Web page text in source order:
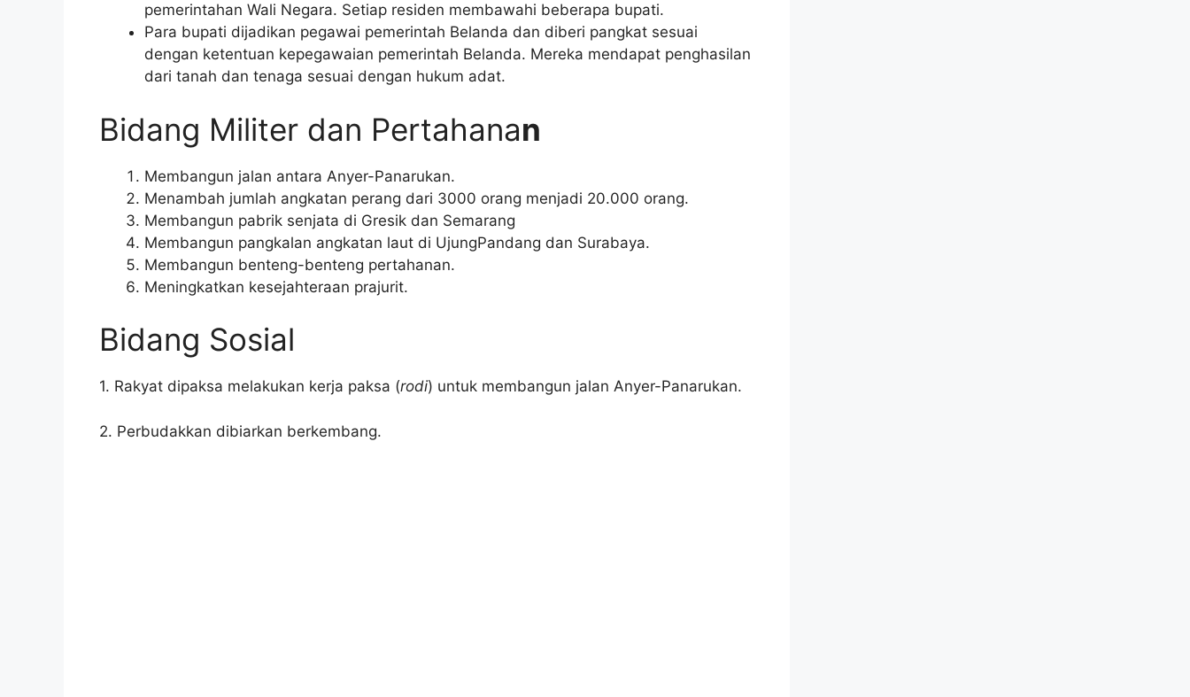
pemerintahan Wali Negara. Setiap residen membawahi beberapa bupati.
Para bupati dijadikan pegawai pemerintah Belanda dan diberi pangkat sesuai
dengan ketentuan kepegawaian pemerintah Belanda. Mereka mendapat penghasilan
dari tanah dan tenaga sesuai dengan hukum adat.
Bidang Militer dan Pertahanan
Membangun jalan antara Anyer-Panarukan.
Menambah jumlah angkatan perang dari 3000 orang menjadi 20.000 orang.
Membangun pabrik senjata di Gresik dan Semarang
Membangun pangkalan angkatan laut di UjungPandang dan Surabaya.
Membangun benteng-benteng pertahanan.
Meningkatkan kesejahteraan prajurit.
Bidang Sosial
1. Rakyat dipaksa melakukan kerja paksa (rodi) untuk membangun jalan Anyer-Panarukan.
2. Perbudakkan dibiarkan berkembang.